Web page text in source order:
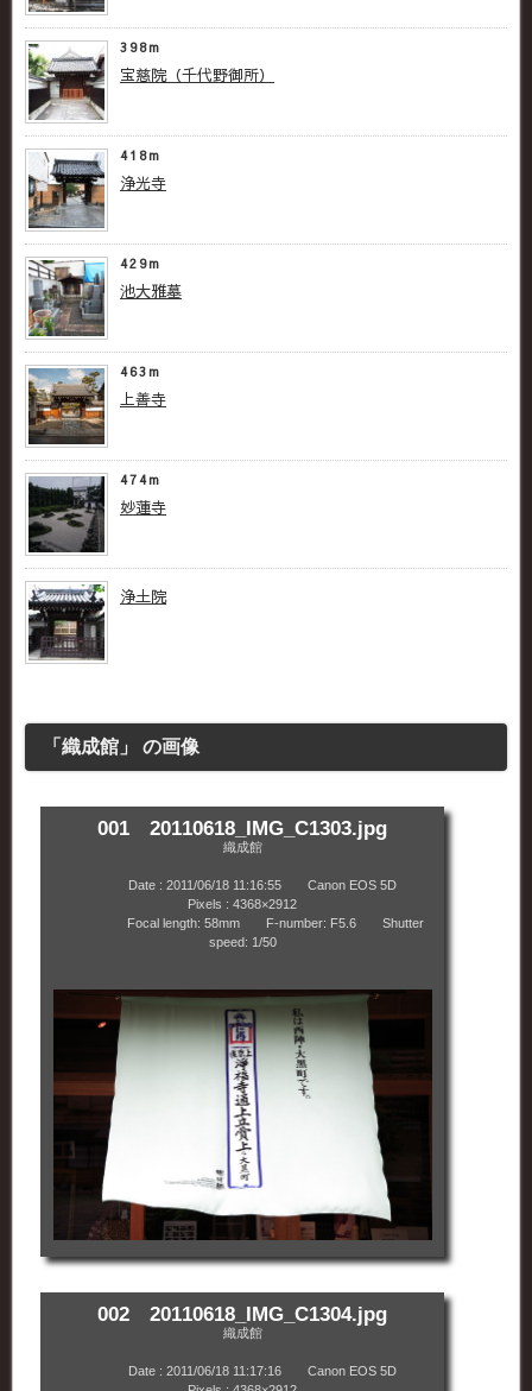
398m
宝慈院（千代野御所）
418m
浄光寺
429m
池大雅墓
463m
上善寺
474m
妙蓮寺
浄土院
「織成館」 の画像
001 20110618_IMG_C1303.jpg
織成館
Date : 2011/06/18 11:16:55 Canon EOS 5D
Pixels : 4368×2912
Focal length: 58mm F-number: F5.6 Shutter
speed: 1/50
002 20110618_IMG_C1304.jpg
織成館
Date : 2011/06/18 11:17:16 Canon EOS 5D